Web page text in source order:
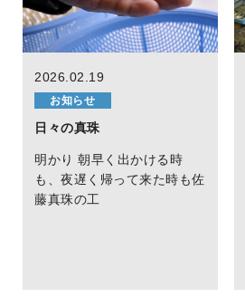
2026.02.19
お知らせ
日々の真珠
明かり 朝早く出かける時
も、夜遅く帰って来た時も佐
藤真珠の工